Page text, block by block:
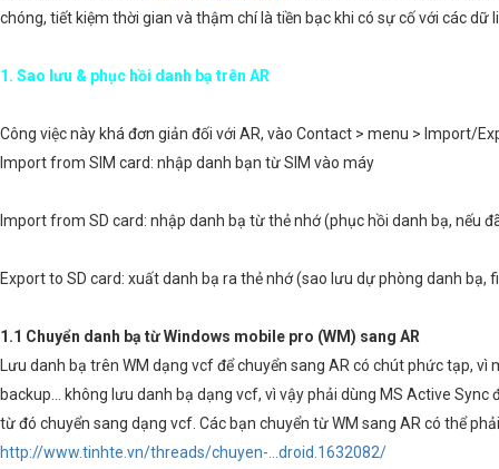
chóng, tiết kiệm thời gian và thậm chí là tiền bạc khi có sự cố với các dữ
1. Sao lưu & phục hồi danh bạ trên AR
Công việc này khá đơn giản đối với AR, vào Contact > menu > Import/
Import from SIM card: nhập danh bạn từ SIM vào máy
Import from SD card: nhập danh bạ từ thẻ nhớ (phục hồi danh bạ, nếu
Export to SD card: xuất danh bạ ra thẻ nhớ (sao lưu dự phòng danh bạ,
1.1 Chuyển danh bạ từ Windows mobile pro (WM) sang AR
Lưu danh bạ trên WM dạng vcf để chuyển sang AR có chút phức tạp,
backup... không lưu danh bạ dạng vcf, vì vậy phải dùng MS Active
từ đó chuyển sang dạng vcf. Các bạn chuyển từ WM sang AR có thể
http://www.tinhte.vn/threads/chuyen-...droid.1632082/